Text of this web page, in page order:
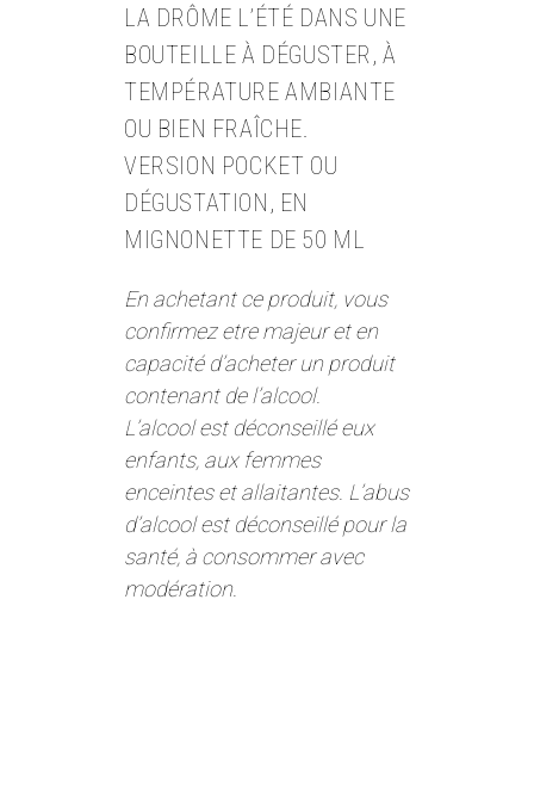
LA DRÔME L’ÉTÉ DANS UNE
BOUTEILLE À DÉGUSTER, À
TEMPÉRATURE AMBIANTE
OU BIEN FRAÎCHE.
VERSION POCKET OU
DÉGUSTATION, EN
MIGNONETTE DE 50 ML
En achetant ce produit, vous
confirmez etre majeur et en
capacité d’acheter un produit
contenant de l’alcool.
L’alcool est déconseillé eux
enfants, aux femmes
enceintes et allaitantes. L’abus
d’alcool est déconseillé pour la
santé, à consommer avec
modération.